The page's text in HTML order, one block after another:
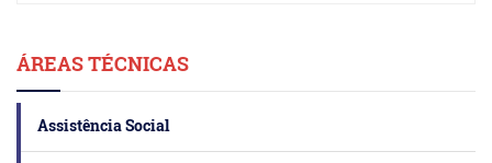
ÁREAS TÉCNICAS
Assistência Social